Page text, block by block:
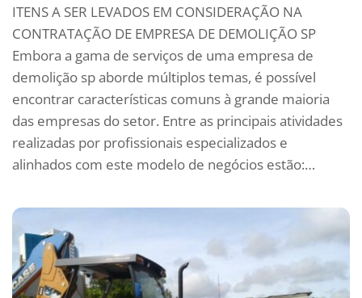
ITENS A SER LEVADOS EM CONSIDERAÇÃO NA
CONTRATAÇÃO DE EMPRESA DE DEMOLIÇÃO SP
Embora a gama de serviços de uma empresa de
demolição sp aborde múltiplos temas, é possível
encontrar características comuns à grande maioria
das empresas do setor. Entre as principais atividades
realizadas por profissionais especializados e
alinhados com este modelo de negócios estão:…